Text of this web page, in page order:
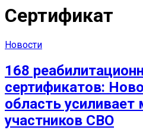
Сертификат
Новости
168
сертификатов:
область
участников СВО